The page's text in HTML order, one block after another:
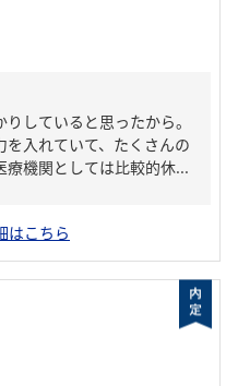
していると思ったから。
入れていて、たくさんの
機関としては比較的休...
はこちら